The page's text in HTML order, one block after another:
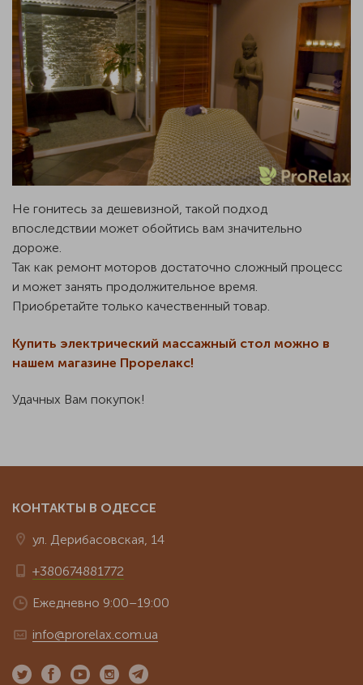
Не гонитесь за дешевизной, такой подход
впоследствии может обойтись вам значительно
дороже.
Так как ремонт моторов достаточно сложный процесс
и может занять продолжительное время.
Приобретайте только качественный товар.
Купить электрический массажный стол можно в
нашем магазине Прорелакс!
Удачных Вам покупок!
КОНТАКТЫ В ОДЕССЕ
ул. Дерибасовская, 14
+380674881772
Ежедневно 9:00–19:00
info@prorelax.com.ua